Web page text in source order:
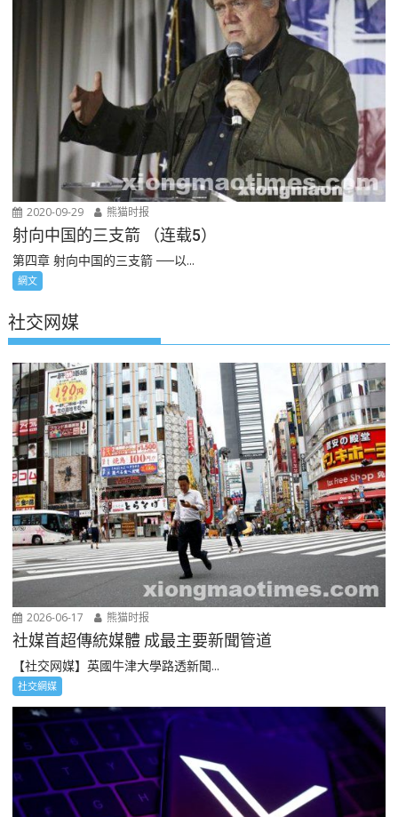
2020-09-29 熊猫时报
射向中国的三支箭 （连载5）
第四章 射向中国的三支箭 ──以...
網文
社交网媒
2026-06-17 熊猫时报
社媒首超傳統媒體 成最主要新聞管道
【社交网媒】英國牛津大學路透新聞...
社交網媒